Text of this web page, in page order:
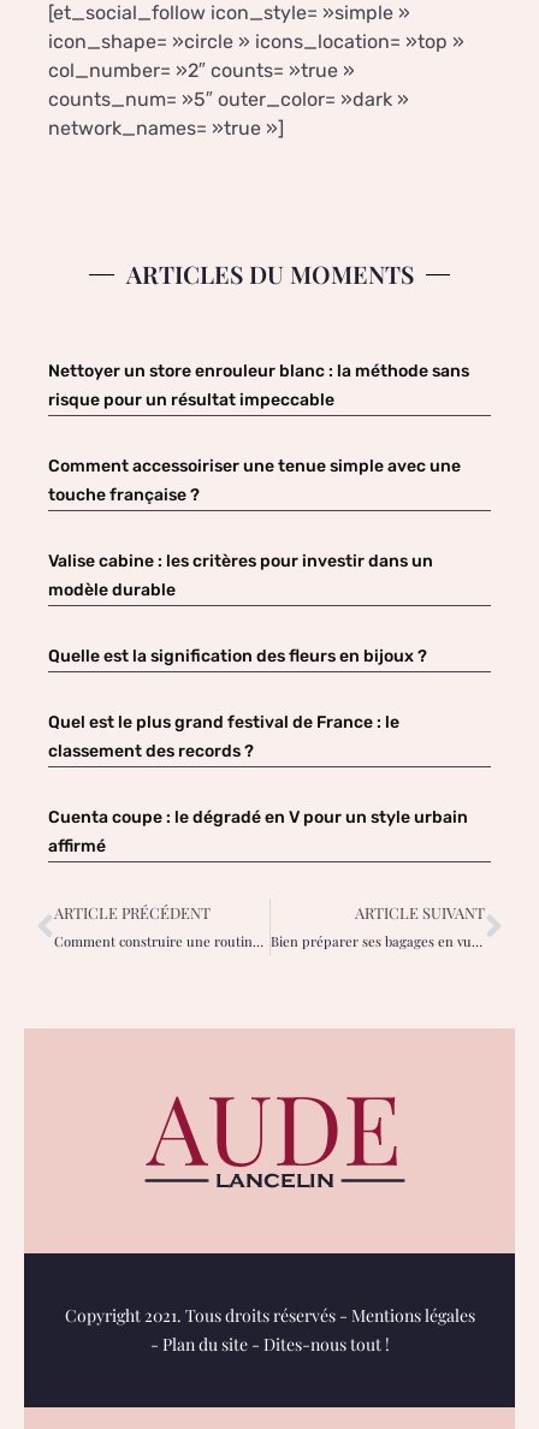
[et_social_follow icon_style= »simple »
icon_shape= »circle » icons_location= »top »
col_number= »2″ counts= »true »
counts_num= »5″ outer_color= »dark »
network_names= »true »]
ARTICLES DU MOMENTS
Nettoyer un store enrouleur blanc : la méthode sans
risque pour un résultat impeccable
Comment accessoiriser une tenue simple avec une
touche française ?
Valise cabine : les critères pour investir dans un
modèle durable
Quelle est la signification des fleurs en bijoux ?
Quel est le plus grand festival de France : le
classement des records ?
Cuenta coupe : le dégradé en V pour un style urbain
affirmé
ARTICLE PRÉCÉDENT
Comment construire une routine numérique sécurisée et efficace ?
ARTICLE SUIVANT
Bien préparer ses bagages en vue d’un voyage au Vietnam
Copyright 2021. Tous droits réservés - Mentions légales
- Plan du site- Dites-nous tout !